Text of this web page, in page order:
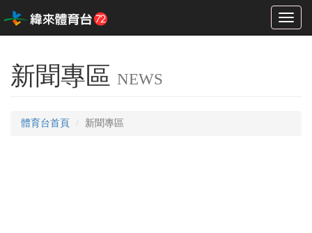
Toggle
新聞專區 NEWS
體育台首頁 新聞專區